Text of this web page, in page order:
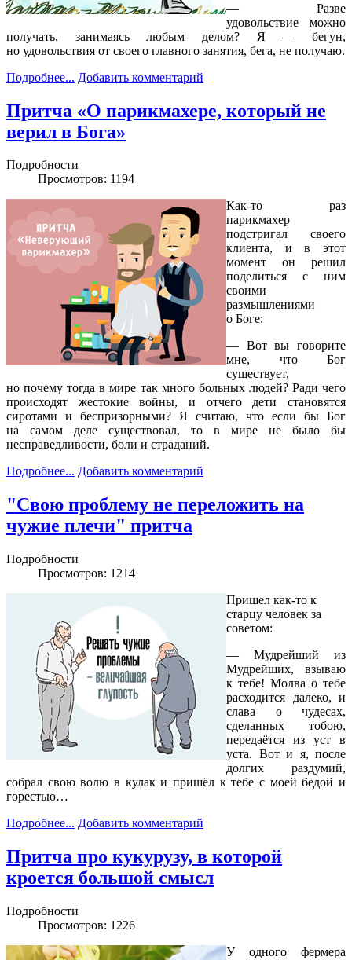
— Разве
удовольствие можно
получать, занимаясь любым делом? Я — бегун,
но удовольствия от своего главного занятия, бега, не получаю.
Подробнее... Добавить комментарий
Притча «О парикмахере, который не
верил в Бога»
Подробности
Просмотров: 1194
Как-то раз
парикмахер
подстригал своего
клиента, и в этот
момент он решил
поделиться с ним
своими
размышлениями
о Боге:
— Вот вы говорите
мне, что Бог
существует,
но почему тогда в мире так много больных людей? Ради чего
происходят жестокие войны, и отчего дети становятся
сиротами и беспризорными? Я считаю, что если бы Бог
на самом деле существовал, то в мире не было бы
несправедливости, боли и страданий.
Подробнее... Добавить комментарий
"Свою проблему не переложить на
чужие плечи" притча
Подробности
Просмотров: 1214
Пришел как-то к
старцу человек за
советом:
— Мудрейший из
Мудрейших, взываю
к тебе! Молва о тебе
расходится далеко, и
слава о чудесах,
сделанных тобою,
передаётся из уст в
уста. Вот и я, после
долгих раздумий,
собрал свою волю в кулак и пришёл к тебе с моей бедой и
горестью…
Подробнее... Добавить комментарий
Притча про кукурузу, в которой
кроется большой смысл
Подробности
Просмотров: 1226
У одного фермера